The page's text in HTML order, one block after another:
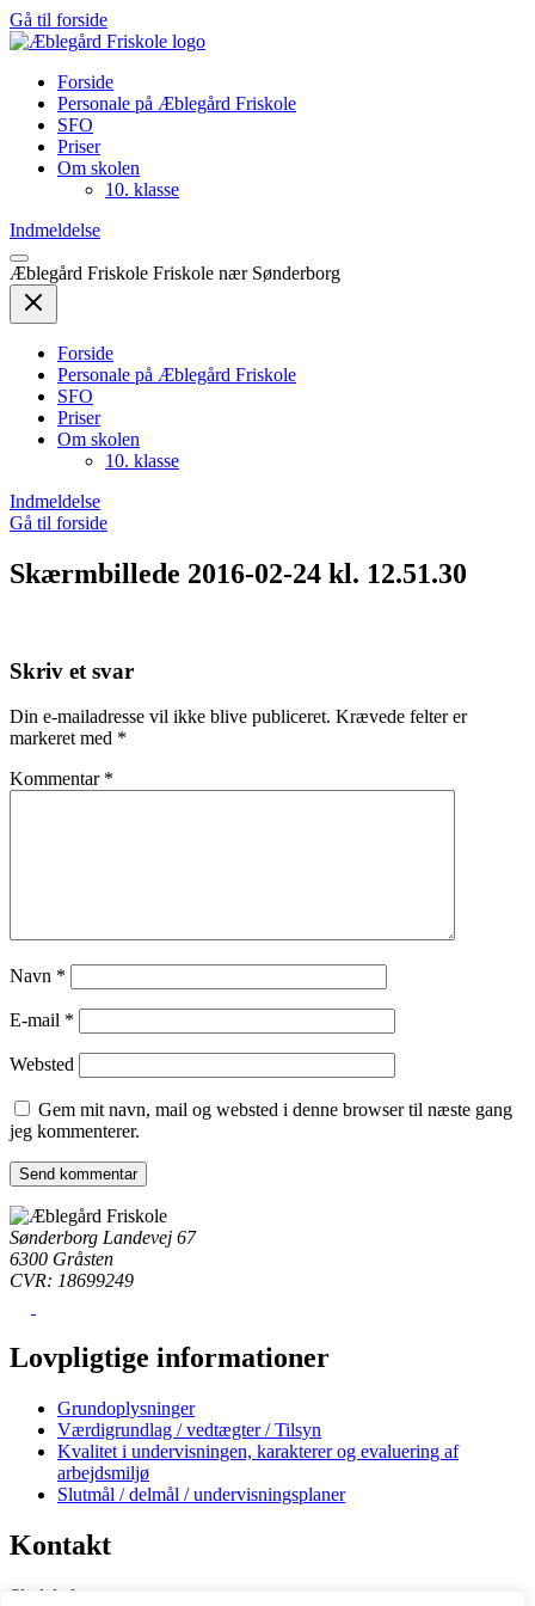
Gå
til
Gå til forside
Forside
Personale på Æblegård Friskole
SFO
Priser
Om skolen
10. klasse
Indmeldelse
Æblegård Friskole Friskole nær Sønderborg
Forside
Personale på Æblegård Friskole
SFO
Priser
Om skolen
10. klasse
Indmeldelse
Gå til forside
Skærmbillede 2016-02-24 kl. 12.51.30
Skriv et svar
Din e-mailadresse vil ikke blive publiceret. Krævede felter er
markeret med *
Kommentar *
Navn *
E-mail *
Websted
Gem mit navn, mail og websted i denne browser til næste gang
jeg kommenterer.
Sønderborg Landevej 67
6300 Gråsten
CVR: 18699249
Lovpligtige informationer
Grundoplysninger
Værdigrundlag / vedtægter / Tilsyn
Kvalitet i undervisningen, karakterer og evaluering af
arbejdsmiljø
Slutmål / delmål / undervisningsplaner
Kontakt
Skoleleder